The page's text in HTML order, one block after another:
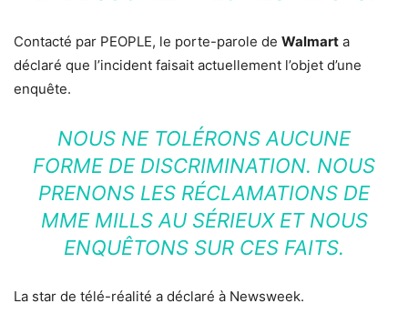
Contacté par PEOPLE, le porte-parole de Walmart a
déclaré que l’incident faisait actuellement l’objet d’une
enquête.
NOUS NE TOLÉRONS AUCUNE
FORME DE DISCRIMINATION. NOUS
PRENONS LES RÉCLAMATIONS DE
MME MILLS AU SÉRIEUX ET NOUS
ENQUÊTONS SUR CES FAITS.
La star de télé-réalité a déclaré à Newsweek.